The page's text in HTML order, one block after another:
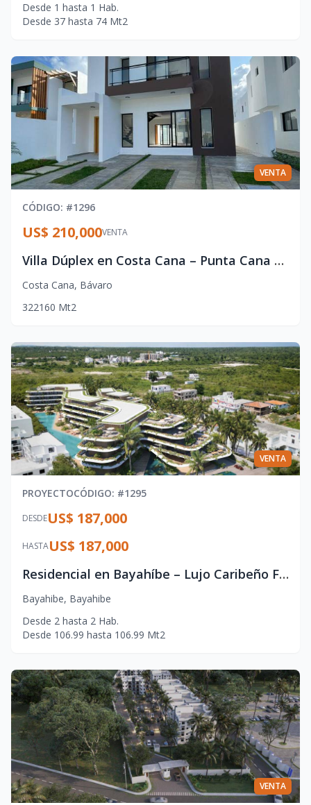
Desde 1 hasta 1 Hab.
Desde 37 hasta 74 Mt2
VENTA
CÓDIGO: #1296
VENTA
US$ 210,000
Villa Dúplex en Costa Cana – Punta Cana con Piscina Privada
Costa Cana, Bávaro
322160 Mt2
VENTA
PROYECTOCÓDIGO: #1295
DESDEUS$ 187,000
HASTAUS$ 187,000
Residencial en Bayahíbe – Lujo Caribeño Frente al Mar
Bayahibe, Bayahibe
Desde 2 hasta 2 Hab.
Desde 106.99 hasta 106.99 Mt2
VENTA